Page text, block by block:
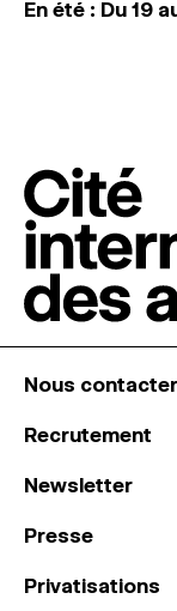
En été : Du 19
Nous contacter
Recrutement
Newsletter
Presse
Privatisations